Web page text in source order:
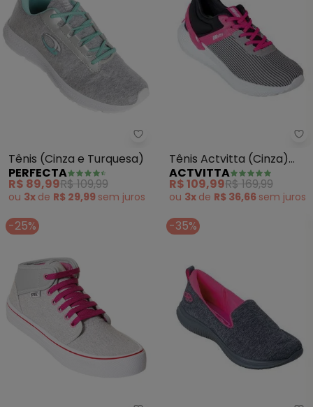
Perfecta - Tênis (Cinza e
Tênis (Cinza e Turquesa)
PERFECTA
R$ 89,99R$ 109,99
ou 3x de R$ 29,99 sem juros
Tênis Actvitta (Cinza)
com Detalhes em
Rosa/Preto
ACTVITTA
R$ 109,99R$ 169,99
ou 3x de R$ 36,66 sem juros
-25% -35%